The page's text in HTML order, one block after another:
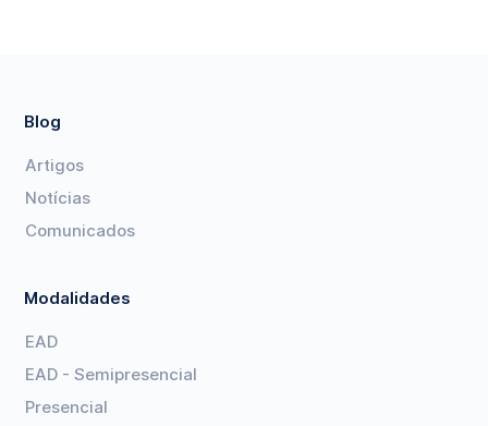
Blog
Artigos
Notícias
Comunicados
Modalidades
EAD
EAD - Semipresencial
Presencial